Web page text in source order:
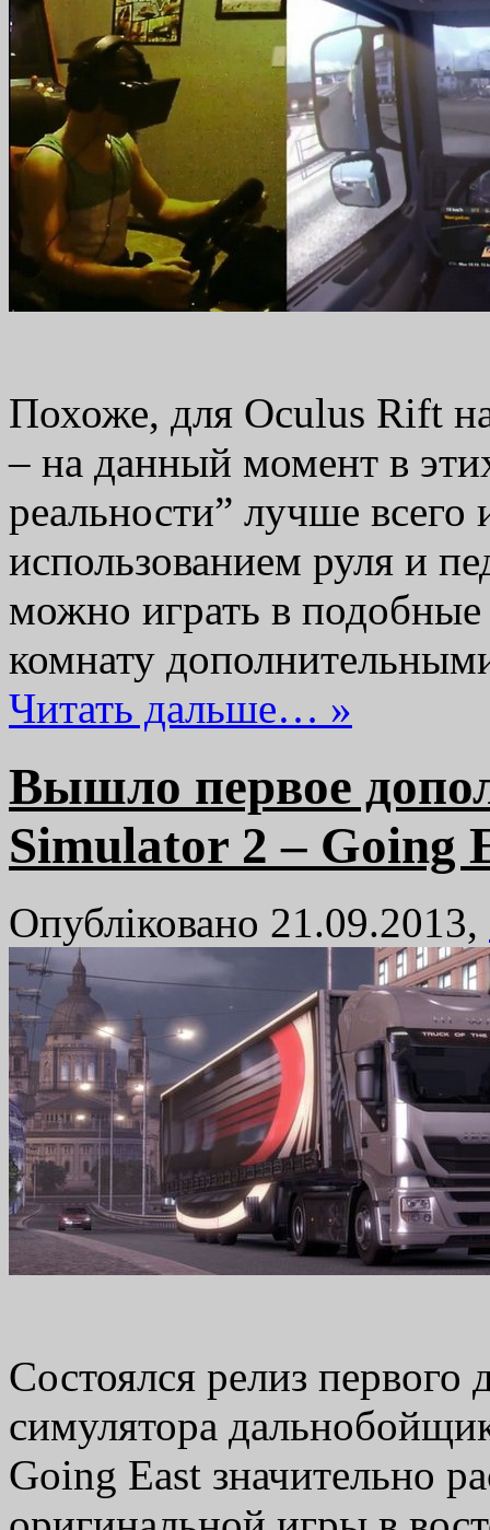
Похоже, для Oculus Rift
– на данный момент в
реальности” лучше всего
использованием руля и
можно играть в
комнату
Читать дальше… »
Вышло первое
Simulator 2 – Going
Опубліковано 21.09.2013,
Состоялся релиз
симулятора
Going East значительно